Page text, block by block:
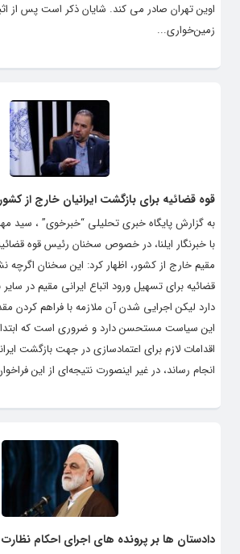
اوین تهران صادر می کند. شایان ذکر است پس از
زمین‌خواری...
قوه قضائیه برای بازگشت ایرانیان خارج از
به گزارش پایگاه خبری تحلیلی “خبرخوی” ،
با خبرنگار ایلنا، در خصوص سخنان رئیس قوه
مقیم خارج از کشور، اظهار کرد: این سخنان اگرچه
قضائیه برای تسهیل ورود اتباع ایرانی مقیم در
دارد لیکن اجرایی شدن آن ملازمه با فراهم کردن
این سیاست مستحسن دارد و ضروری است که ابتدا
اقدامات لازم برای اعتمادسازی در جهت بازگشت
انجام رساند، در غیر اینصورت نتیجه‌ای از این
دادستان ها بر پرونده های اجرای احکام